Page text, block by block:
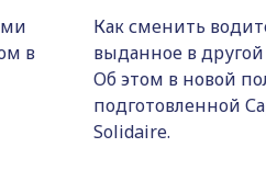
в
Как сменить
выданное в
Об этом в новой
подготовленной
Solidaire.